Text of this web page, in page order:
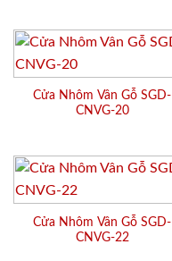
Cửa Nhôm Vân Gỗ SGD-
CNVG-20
Cửa Nhôm Vân Gỗ SGD-
CNVG-22